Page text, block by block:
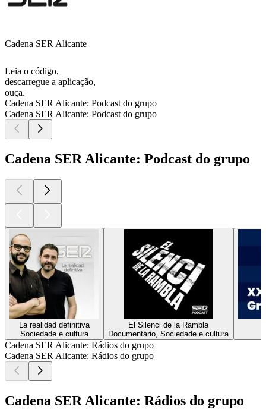
Cadena SER Alicante
Leia o código,
descarregue a aplicação,
ouça.
Cadena SER Alicante: Podcast do grupo
Cadena SER Alicante: Podcast do grupo
Cadena SER Alicante: Podcast do grupo
La realidad definitiva
Sociedade e cultura
El Silenci de la Rambla
Documentário, Sociedade e cultura
Cadena SER Alicante: Rádios do grupo
Cadena SER Alicante: Rádios do grupo
Cadena SER Alicante: Rádios do grupo